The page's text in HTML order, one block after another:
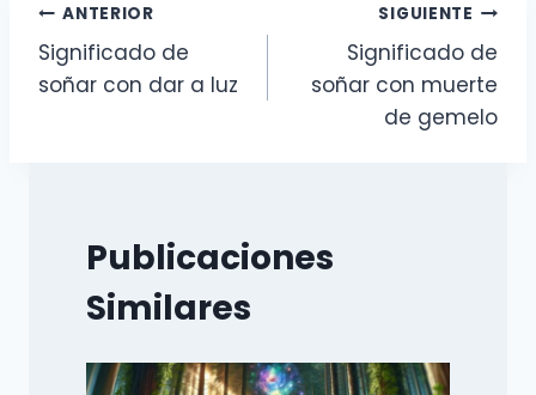
Navegación
de
ANTERIOR
Significado de
soñar con dar a luz
SIGUIENTE
Significado de
soñar con muerte
de gemelo
Publicaciones
Similares